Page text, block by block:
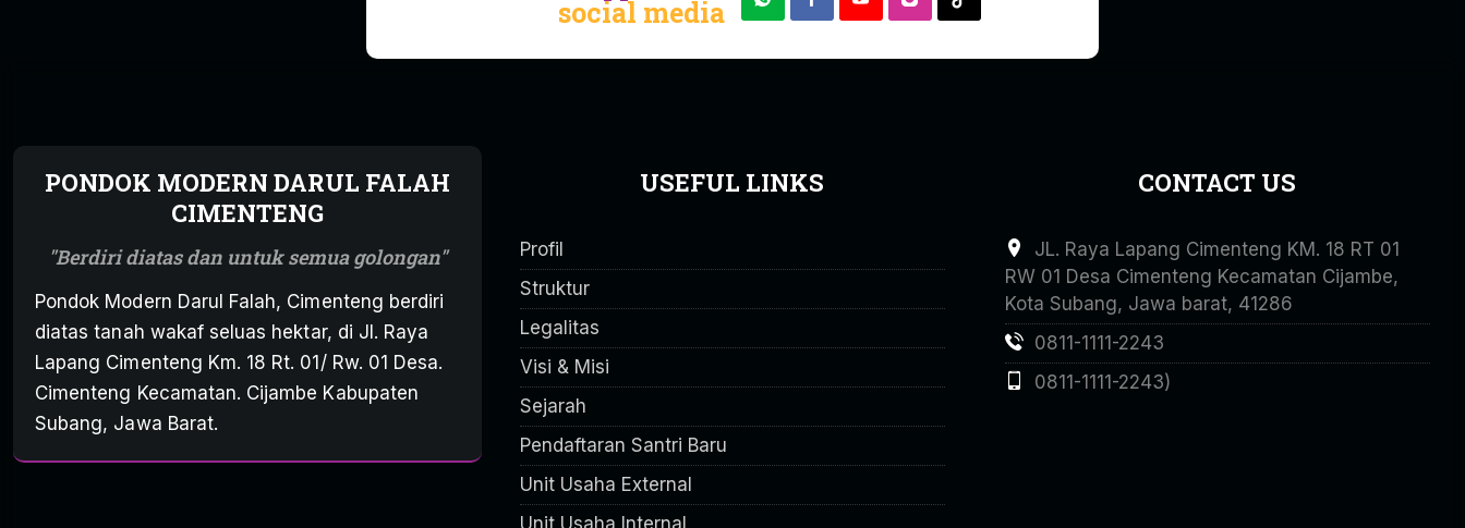
social media
PONDOK MODERN DARUL FALAH
CIMENTENG
Berdiri diatas dan untuk semua golongan
Pondok Modern Darul Falah, Cimenteng berdiri
diatas tanah wakaf seluas hektar, di Jl. Raya
Lapang Cimenteng Km. 18 Rt. 01/ Rw. 01 Desa.
Cimenteng Kecamatan. Cijambe Kabupaten
Subang, Jawa Barat.
USEFUL LINKS
Profil
Struktur
Legalitas
Visi & Misi
Sejarah
Pendaftaran Santri Baru
Unit Usaha External
Unit Usaha Internal
CONTACT US
JL. Raya Lapang Cimenteng KM. 18 RT 01
RW 01 Desa Cimenteng Kecamatan Cijambe,
Kota Subang, Jawa barat, 41286
0811-1111-2243
0811-1111-2243)